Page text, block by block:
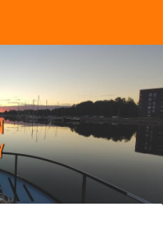
merivartiokilta ry